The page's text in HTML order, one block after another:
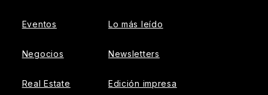
Eventos
Negocios
Real Estate
Lo más leído
Newsletters
Edición impresa